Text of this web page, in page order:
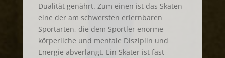
Dualität genährt. Zum einen ist das Skaten
eine der am schwersten erlernbaren
Sportarten, die dem Sportler enorme
körperliche und mentale Disziplin und
Energie abverlangt. Ein Skater ist fast